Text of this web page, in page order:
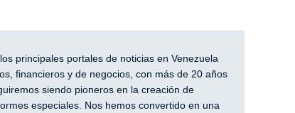
principales portales de noticias en Venezuela
financieros y de negocios, con más de 20 años
siendo pioneros en la creación de
especiales. Nos hemos convertido en una